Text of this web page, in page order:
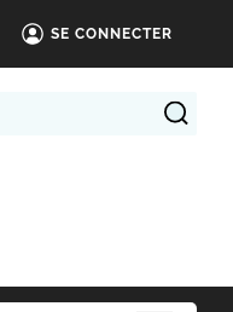
SE CONNECTER